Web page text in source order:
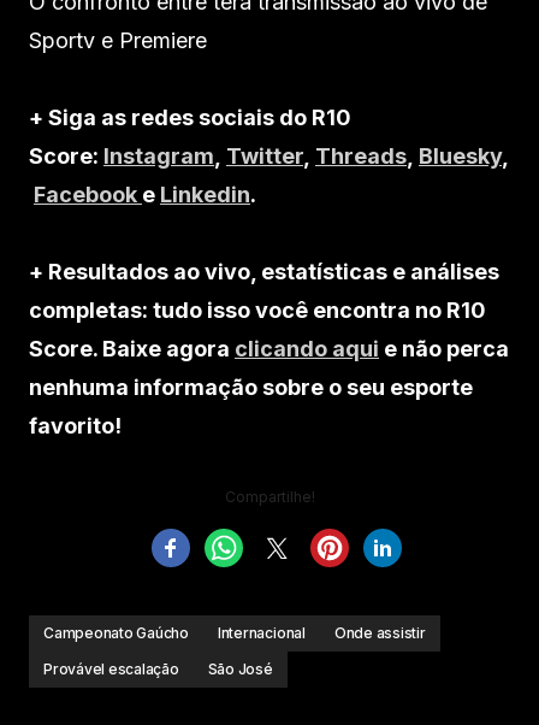
Sportv e Premiere
+ Siga as redes sociais do R10
Score: Instagram, Twitter, Threads, Bluesky,
Facebook e Linkedin.
+ Resultados ao vivo, estatísticas e análises
completas: tudo isso você encontra no R10
Score. Baixe agora clicando aqui e não perca
nenhuma informação sobre o seu esporte
favorito!
Compartilhe!
Campeonato Gaúcho Internacional
Onde assistir
Provável escalação
São José